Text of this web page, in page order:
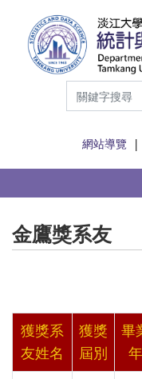
網站導覽
金鷹獎系友
獲獎系
友姓名
獲獎
屆別
畢
年